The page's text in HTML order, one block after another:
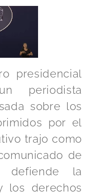
presidencial
periodista
sobre los
por el
trajo como
de
defiende la
los derechos